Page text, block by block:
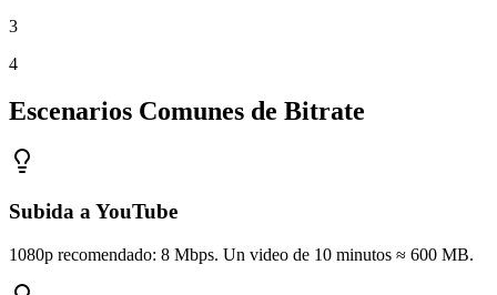
3
4
Escenarios Comunes de Bitrate
Subida a YouTube
1080p recomendado: 8 Mbps. Un video de 10 minutos ≈ 600 MB.